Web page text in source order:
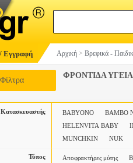
Εγγραφή Αρχική > Βρεφικά -
ΦΡΟΝΤΙΔΑ
Φίλτρα
Κατασκευαστής BABYONO BAMBO
HELENVITA BABY
MUNCHKIN
NUK
Τύπος Αποφρακτήρες μύτης